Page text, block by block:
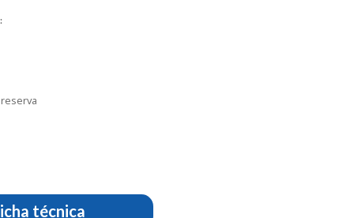
técnica